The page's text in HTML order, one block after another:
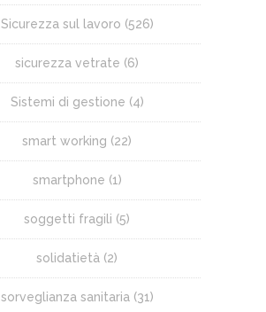
Sicurezza sul lavoro (526)
sicurezza vetrate (6)
Sistemi di gestione (4)
smart working (22)
smartphone (1)
soggetti fragili (5)
solidatietà (2)
sorveglianza sanitaria(31)